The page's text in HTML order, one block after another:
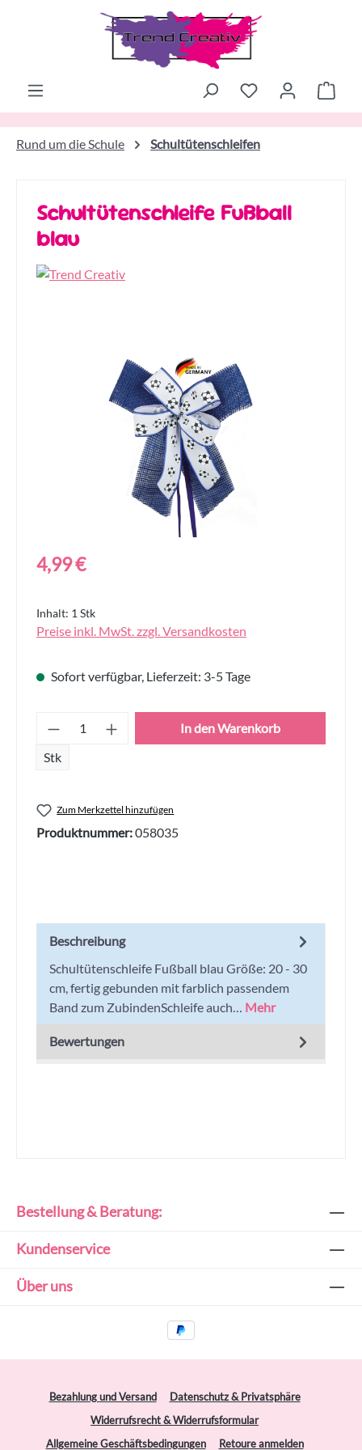
Zum Hauptinhalt springen
Rund um die Schule Schultütenschleifen
Schultütenschleife Fußball
blau
Bildergalerie überspringen
Regulärer Preis:
4,99 €
Inhalt: 1 Stk
Preise inkl. MwSt. zzgl. Versandkosten
Sofort verfügbar, Lieferzeit: 3-5 Tage
Produkt Anzahl: Gib den gewünschten
Stk
In den Warenkorb
Zum Merkzettel hinzufügen
Produktnummer:058035
Beschreibung
Schultütenschleife Fußball blau Größe: 20 - 30
cm, fertig gebunden mit farblich passendem
Band zum ZubindenSchleife auch… Mehr
Bewertungen
Bestellung & Beratung:
Kundenservice
Über uns
Bezahlung und Versand
Datenschutz & Privatsphäre
Widerrufsrecht & Widerrufsformular
Allgemeine Geschäftsbedingungen
Retoure anmelden